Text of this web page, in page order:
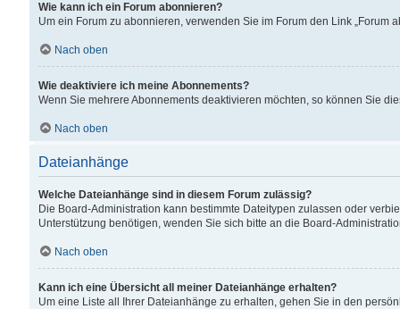
Wie kann ich ein Forum abonnieren?
Um ein Forum zu abonnieren, verwenden Sie im Forum den Link „Forum
Nach oben
Wie deaktiviere ich meine Abonnements?
Wenn Sie mehrere Abonnements deaktivieren möchten, so können Sie
Nach oben
Dateianhänge
Welche Dateianhänge sind in diesem Forum zulässig?
Die Board-Administration kann bestimmte Dateitypen zulassen oder
Unterstützung benötigen, wenden Sie sich bitte an die Board-
Nach oben
Kann ich eine Übersicht all meiner Dateianhänge erhalten?
Um eine Liste all Ihrer Dateianhänge zu erhalten, gehen Sie in den